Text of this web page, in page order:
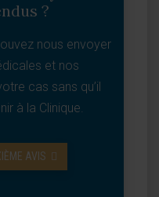
?
nous envoyer
et nos
cas sans qu’il
à la Clinique.
AVIS